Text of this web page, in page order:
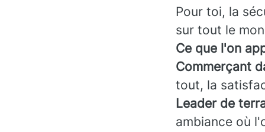
Pour toi, la
sur tout le
Ce que l'on
Commerçant
tout, la
Leader de
ambiance où